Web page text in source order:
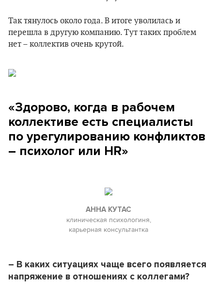
Так тянулось около года. В итоге уволилась и
перешла в другую компанию. Тут таких проблем
нет – коллектив очень крутой.
«Здорово, когда в рабочем
коллективе есть специалисты
по урегулированию конфликтов
– психолог или HR»
АННА КУТАС
клиническая психологиня,
карьерная консультантка
– В каких ситуациях чаще всего появляется
напряжение в отношениях с коллегами?